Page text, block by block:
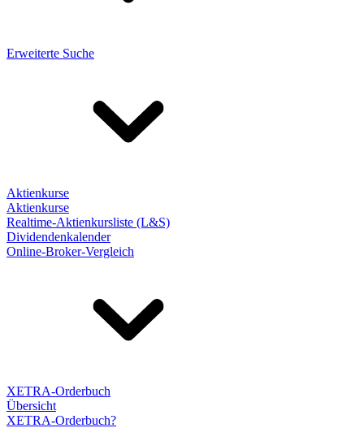
Erweiterte Suche
Aktienkurse
Aktienkurse
Realtime-Aktienkursliste (L&S)
Dividendenkalender
Online-Broker-Vergleich
XETRA-Orderbuch
Übersicht
XETRA-Orderbuch?